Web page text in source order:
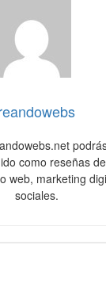
como reseñas
web, marketing
sociales.